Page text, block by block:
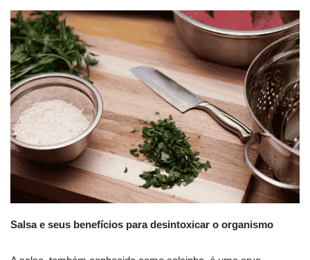
Salsa e seus benefícios para desintoxicar o organismo